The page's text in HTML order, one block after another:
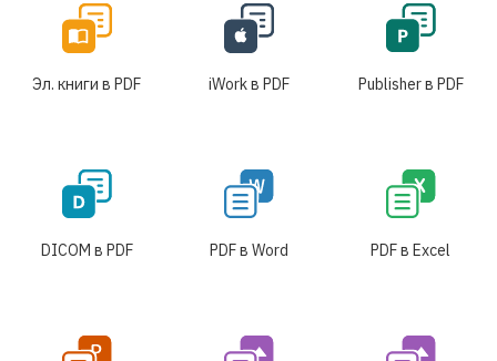
Эл. книги в PDF iWork в PDF Publisher в PDF
DICOM в PDF PDF в Word PDF в Excel